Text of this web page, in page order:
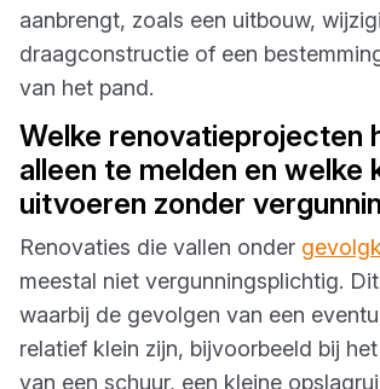
aanbrengt, zoals een uitbouw,
draagconstructie of een
van het pand.
Welke renovatieprojecten
alleen te melden en welke
uitvoeren zonder
Renovaties die vallen onder
meestal niet vergunningsplichtig.
waarbij de gevolgen van een
relatief klein zijn, bijvoorbeeld bij
van een schuur, een kleine